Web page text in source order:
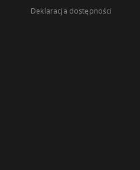
Deklaracja dostępności